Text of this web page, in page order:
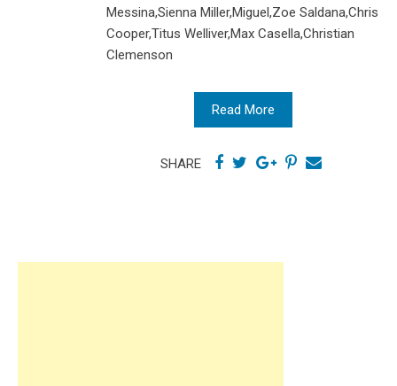
Messina,Sienna Miller,Miguel,Zoe Saldana,Chris
Cooper,Titus Welliver,Max Casella,Christian
Clemenson
Read More
SHARE